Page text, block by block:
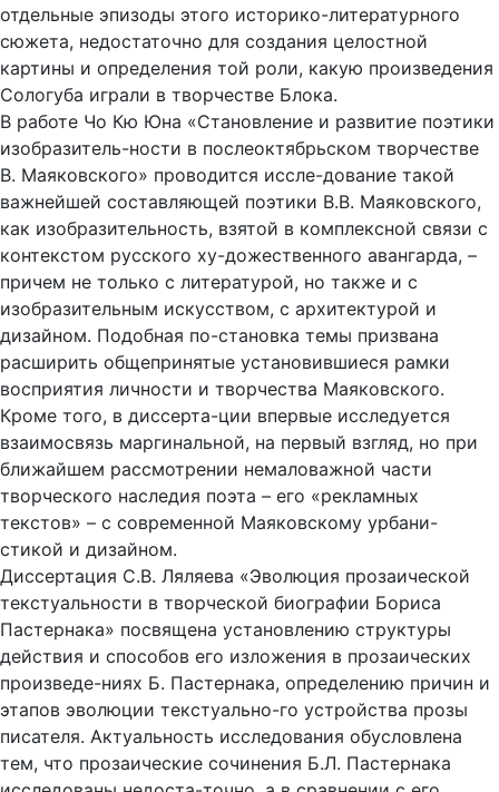
отдельные эпизоды этого историко-литературного
сюжета, недостаточно для создания целостной
картины и определения той роли, какую произведения
Сологуба играли в творчестве Блока.
В работе Чо Кю Юна «Становление и развитие поэтики
изобразитель-ности в послеоктябрьском творчестве
В. Маяковского» проводится иссле-дование такой
важнейшей составляющей поэтики В.В. Маяковского,
как изобразительность, взятой в комплексной связи с
контекстом русского ху-дожественного авангарда, –
причем не только с литературой, но также и с
изобразительным искусством, с архитектурой и
дизайном. Подобная по-становка темы призвана
расширить общепринятые установившиеся рамки
восприятия личности и творчества Маяковского.
Кроме того, в диссерта-ции впервые исследуется
взаимосвязь маргинальной, на первый взгляд, но при
ближайшем рассмотрении немаловажной части
творческого наследия поэта – его «рекламных
текстов» – с современной Маяковскому урбани-
стикой и дизайном.
Диссертация С.В. Ляляева «Эволюция прозаической
текстуальности в творческой биографии Бориса
Пастернака» посвящена установлению структуры
действия и способов его изложения в прозаических
произведе-ниях Б. Пастернака, определению причин и
этапов эволюции текстуально-го устройства прозы
писателя. Актуальность исследования обусловлена
тем, что прозаические сочинения Б.Л. Пастернака